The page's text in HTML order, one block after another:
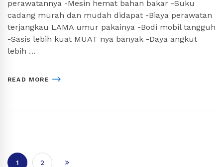
perawatannya -Mesin hemat bahan bakar -Suku
cadang murah dan mudah didapat -Biaya perawatan
terjangkau LAMA umur pakainya -Bodi mobil tangguh
-Sasis lebih kuat MUAT nya banyak -Daya angkut
lebih …
READ MORE
1 2